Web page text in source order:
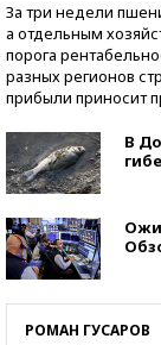
За три недели
а отдельным
порога
разных регионов
прибыли приносит
В
РОМАН ГУСАРОВ